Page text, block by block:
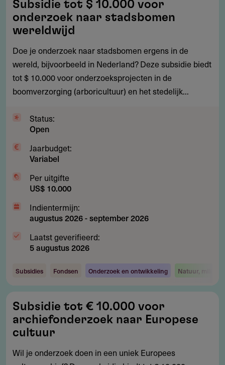
tot
$
10.000
voor
onderzoek
naar
stadsbomen
Subsidie tot $ 10.000 voor
onderzoek naar stadsbomen
wereldwijd
Doe je onderzoek naar stadsbomen ergens in de
wereld, bijvoorbeeld in Nederland? Deze subsidie biedt
tot $ 10.000 voor onderzoeksprojecten in de
boomverzorging (arboricultuur) en het stedelijk...
Status:
Open
Jaarbudget:
Variabel
Per uitgifte
US$ 10.000
Indientermijn:
augustus 2026-september 2026
Laatst geverifieerd:
5 augustus 2026
Subsidies Fondsen Onderzoek en ontwikkeling Natuur, milieu
tot
€
10.000
voor
Subsidie tot € 10.000 voor
archiefonderzoek naar Europese
cultuur
Wil je onderzoek doen in een uniek Europees